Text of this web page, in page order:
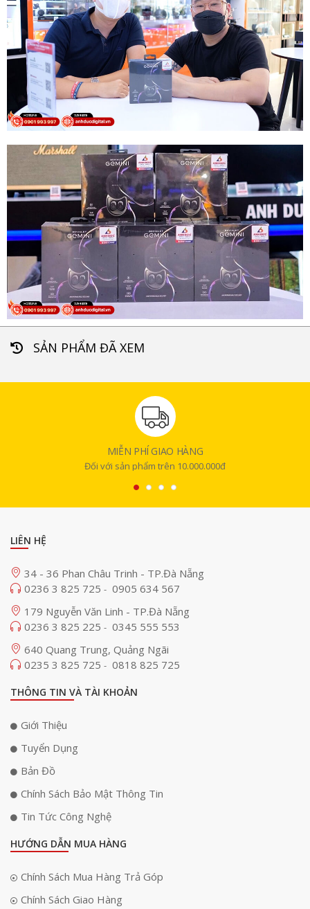
SẢN PHẨM ĐÃ XEM
MIỄN PHÍ GIAO HÀNG
Đối với sản phẩm trên 10.000.000đ
LIÊN HỆ
34 - 36 Phan Châu Trinh - TP.Đà Nẵng
0236 3 825 725 - 0905 634 567
179 Nguyễn Văn Linh - TP.Đà Nẵng
0236 3 825 225 - 0345 555 553
640 Quang Trung, Quảng Ngãi
0235 3 825 725 - 0818 825 725
THÔNG TIN VÀ TÀI KHOẢN
Giới Thiệu
Tuyển Dụng
Bản Đồ
Chính Sách Bảo Mật Thông Tin
Tin Tức Công Nghệ
HƯỚNG DẪN MUA HÀNG
Chính Sách Mua Hàng Trả Góp
Chính Sách Giao Hàng